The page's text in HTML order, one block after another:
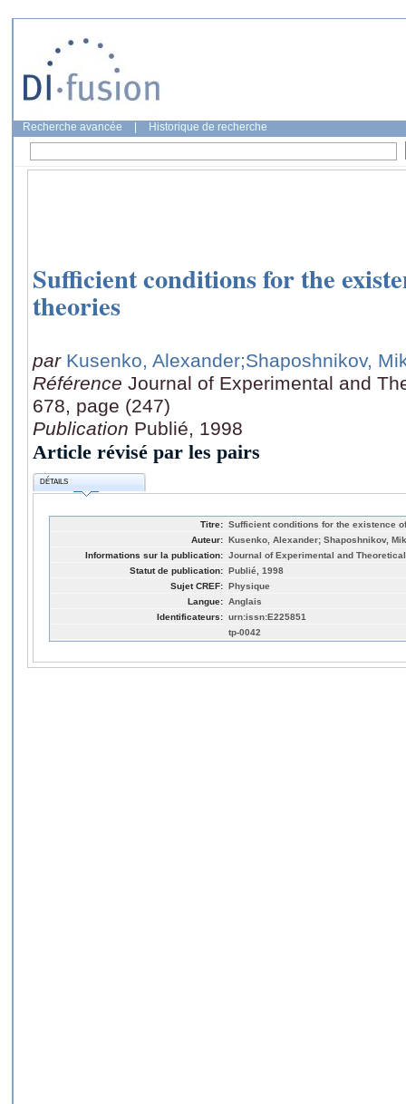
Recherche avancée Historique de recherche
Sufficient conditions for the
theories
par Kusenko, Alexander;Shaposhnikov,
Référence Journal of Experimental and
678, page (247)
Publication Publié, 1998
Article révisé par les pairs
DÉTAILS
Titre: Sufficient conditions for the existence
Auteur: Kusenko, Alexander; Shaposhnikov,
Informations sur la publication: Journal of Experimental and
Statut de publication: Publié, 1998
Sujet CREF: Physique
Langue: Anglais
Identificateurs: urn:issn:E225851
tp-0042